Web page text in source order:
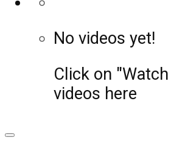
No videos yet!
Click on
videos here